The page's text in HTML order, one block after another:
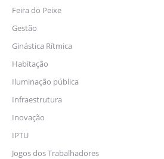
Feira do Peixe
Gestão
Ginástica Rítmica
Habitação
Iluminação pública
Infraestrutura
Inovação
IPTU
Jogos dos Trabalhadores